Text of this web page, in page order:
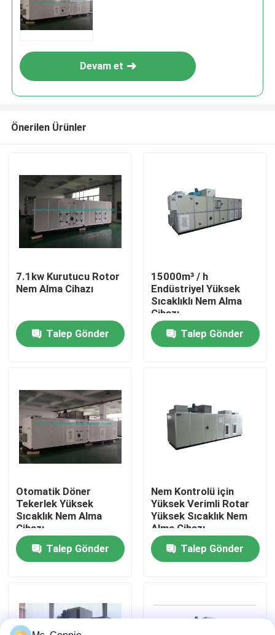
Ev
Fabrika turu
Kalite kontrol
Haberler
Endüstriyel nem nem giderici
Düşük Nem Nem Alma Cihazı
Devam et
Önerilen Ürünler
7.1kw Kurutucu Rotor
Nem Alma Cihazı
Talep Gönder
15000m³ / h
Endüstriyel Yüksek
Sıcaklıklı Nem Alma
Cihazı
Talep Gönder
Otomatik Döner
Tekerlek Yüksek
Sıcaklık Nem Alma
Cihazı
Talep Gönder
Nem Kontrolü için
Yüksek Verimli Rotar
Yüksek Sıcaklık Nem
Alma Cihazı
Talep Gönder